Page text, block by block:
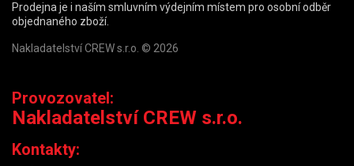
Prodejna je i naším smluvním výdejním místem pro osobní odběr
objednaného zboží.
Nakladatelství CREW s.r.o. © 2026
Provozovatel:
Nakladatelství CREW s.r.o.
Kontakty: